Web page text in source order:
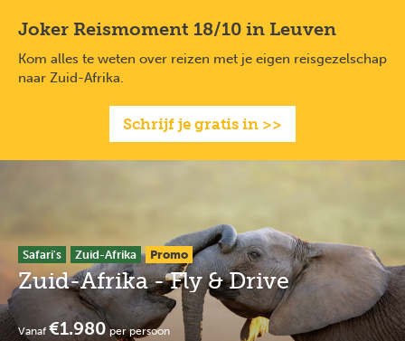
inhoud
Joker Reismoment 18/10 in Leuven
Kom alles te weten over reizen met je eigen reisgezelschap
naar Zuid-Afrika.
Schrijf je gratis in >>
Safari's Zuid-Afrika Promo
Zuid-Afrika - Fly & Drive
Vanaf €1.980 per persoon
screen